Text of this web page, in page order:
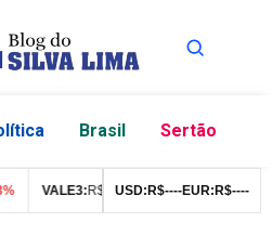
Brasil Sertão
VALE3:R$76,99▼ 2,49% ITUB4:R$
USD: R$----EUR: R$----